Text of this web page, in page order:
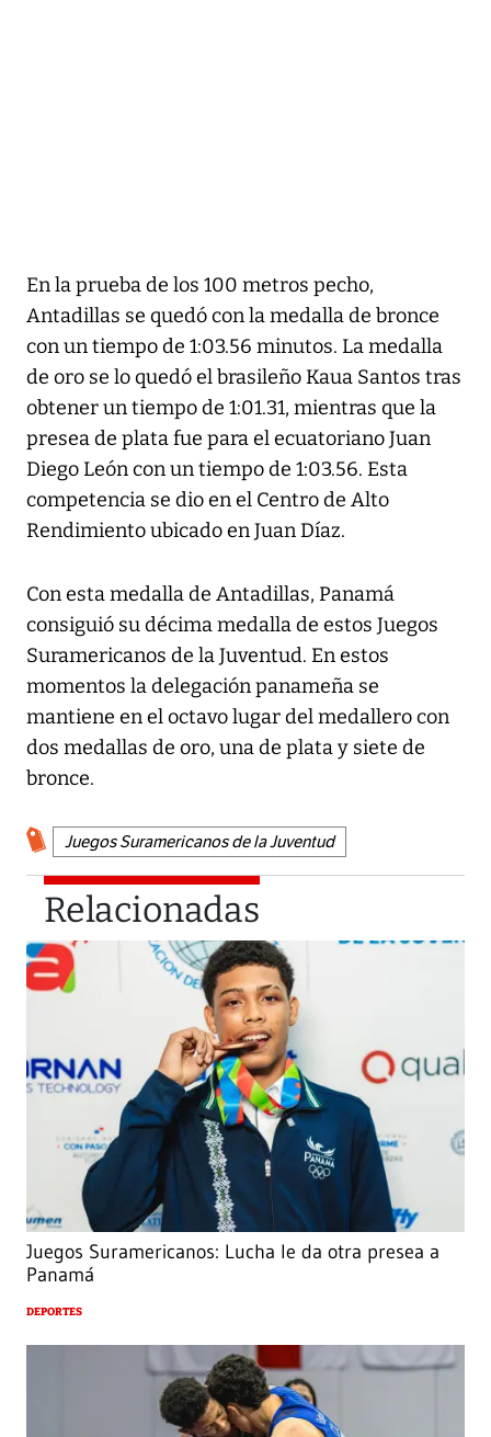
En la prueba de los 100 metros pecho,
Antadillas se quedó con la medalla de bronce
con un tiempo de 1:03.56 minutos. La medalla
de oro se lo quedó el brasileño Kaua Santos tras
obtener un tiempo de 1:01.31, mientras que la
presea de plata fue para el ecuatoriano Juan
Diego León con un tiempo de 1:03.56. Esta
competencia se dio en el Centro de Alto
Rendimiento ubicado en Juan Díaz.
Con esta medalla de Antadillas, Panamá
consiguió su décima medalla de estos Juegos
Suramericanos de la Juventud. En estos
momentos la delegación panameña se
mantiene en el octavo lugar del medallero con
dos medallas de oro, una de plata y siete de
bronce.
Juegos Suramericanos de la Juventud
Relacionadas
Juegos Suramericanos: Lucha le da otra presea a
Panamá
DEPORTES